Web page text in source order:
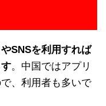
SNSを利用すれば
。中国ではアプリ
、利用者も多いで